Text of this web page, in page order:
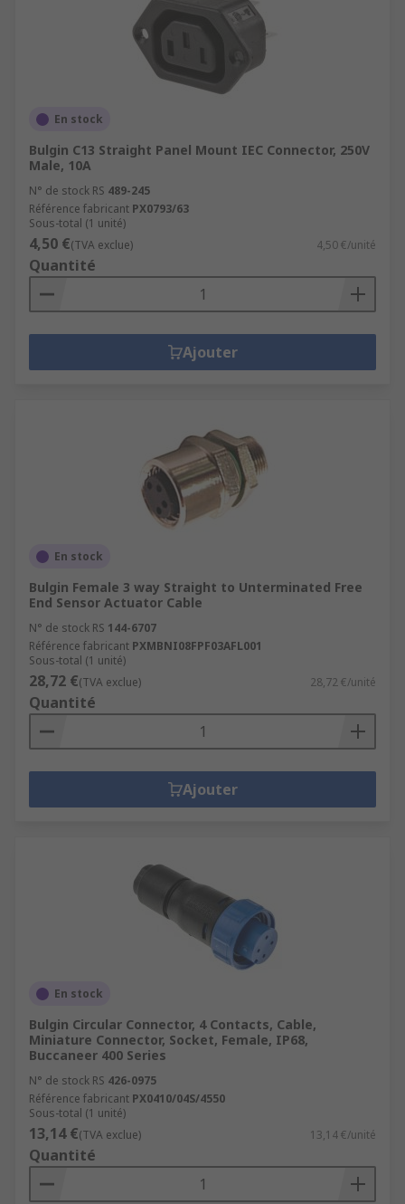
En stock
Bulgin C13 Straight Panel Mount IEC Connector, 250V
Male, 10A
N° de stock RS 489-245
Référence fabricant PX0793/63
Sous-total (1 unité)
4,50 €(TVA exclue) 4,50 €/unité
Quantité
Ajouter
En stock
Bulgin Female 3 way Straight to Unterminated Free
End Sensor Actuator Cable
N° de stock RS 144-6707
Référence fabricant PXMBNI08FPF03AFL001
Sous-total (1 unité)
28,72 €(TVA exclue) 28,72 €/unité
Quantité
Ajouter
En stock
Bulgin Circular Connector, 4 Contacts, Cable,
Miniature Connector, Socket, Female, IP68,
Buccaneer 400 Series
N° de stock RS 426-0975
Référence fabricant PX0410/04S/4550
Sous-total (1 unité)
13,14 €(TVA exclue) 13,14 €/unité
Quantité